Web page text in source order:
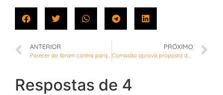
ANTERIOR PRÓXIMO
Respostas de 4